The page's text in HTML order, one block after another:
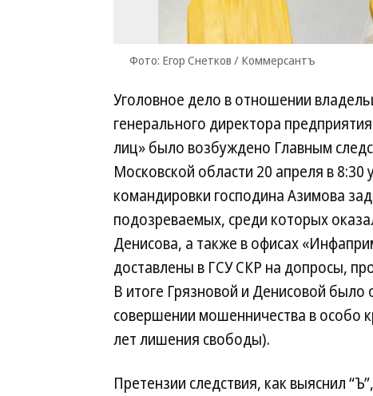
Фото: Егор Снетков / Коммерсантъ
Уголовное дело в отношении
генерального директора
лиц» было возбуждено Главным
Московской области 20 апреля в
командировки господина Азимова
подозреваемых, среди которых
Денисова, а также в офисах
доставлены в ГСУ СКР на допросы,
В итоге Грязновой и Денисовой
совершении мошенничества в особо
лет лишения свободы).
Претензии следствия, как выяснил